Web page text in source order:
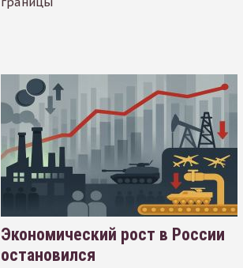
Экономический рост в России
остановился